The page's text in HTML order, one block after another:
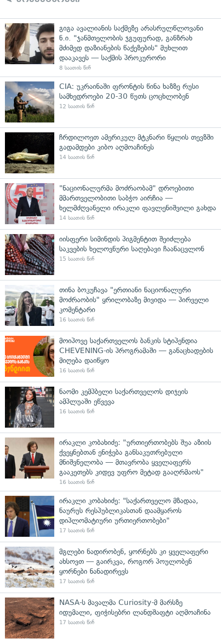
გიგა ავალიანის საქმეზე არასრულწლოვანი
ნ.ი. "ჯანმთელობის ჯგუფურად, განზრახ
მძიმედ დაზიანების წაქეზების" მუხლით
დააკავეს — საქმის პროკურორი
8 საათის წინ
CIA: უკრაინაში ფრონტის წინა ხაზზე რუსი
სამხედროები 20-30 წუთს ცოცხლობენ
12 საათის წინ
ჩრდილოეთ ამერიკულ მტკნარი წყლის თევზში
გადამდები კიბო აღმოაჩინეს
14 საათის წინ
"ნაციონალურმა მოძრაობამ" დროებითი
მმართველობითი საბჭო აირჩია —
ხელმძღვანელი ირაკლი ფავლენიშვილი გახდა
14 საათის წინ
იისფერი სიმინდის პიგმენტით შეიძლება
საკვების ხელოვნური საღებავი ჩაანაცვლონ
15 საათის წინ
თინა ბოკუჩავა "ერთიანი ნაციონალური
მოძრაობის" ყრილობაზე მივიდა — პირველი
კომენტარი
16 საათის წინ
მოიპოვე საქართველოს ბანკის სტიპენდია
CHEVENING-ის პროგრამაში — განაცხადების
მიღება დაიწყო
16 საათის წინ
ნაომი კემპბელი საქართველოს დიჯეის
ამპლუაში ეწვევა
16 საათის წინ
ირაკლი კობახიძე: "ურთიერთობებს შუა აზიის
ქვეყნებთან ენიჭება განსაკუთრებული
მნიშვნელობა — მთავრობა ყველაფერს
გააკეთებს კიდევ უფრო მეტად გააღრმაოს"
16 საათის წინ
ირაკლი კობახიძე: "საქართველო მზადაა,
ნაურუს რესპუბლიკასთან დაამყაროს
დიპლომატიური ურთიერთობები"
17 საათის წინ
მგლები ნადირობენ, ყორნებს კი ყველაფერი
ახსოვთ — გაირკვა, როგორ პოულობენ
ყორნები ნანადირევს
17 საათის წინ
NASA-ს მავალმა Curiosity-მ მარსზე
იდუმალი, ფიჭისებრი ლანდშაფტი აღმოაჩინა
17 საათის წინ